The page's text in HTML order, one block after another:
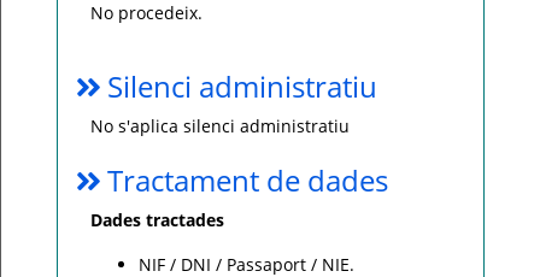
No procedeix.
Silenci administratiu
No s'aplica silenci administratiu
Tractament de dades
Dades tractades
NIF / DNI / Passaport / NIE.